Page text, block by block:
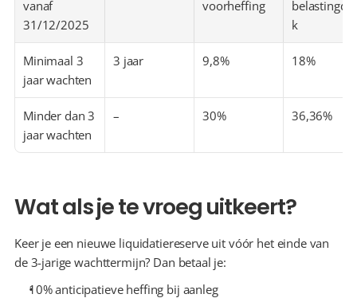
vanaf
31/12/2025
voorheffing
k
Minimaal 3
jaar wachten
3 jaar 9,8% 18%
Minder dan 3
jaar wachten
– 30% 36,36%
Wat als je te vroeg uitkeert?
Keer je een nieuwe liquidatiereserve uit vóór het einde van
de 3-jarige wachttermijn? Dan betaal je:
10% anticipatieve heffing bij aanleg